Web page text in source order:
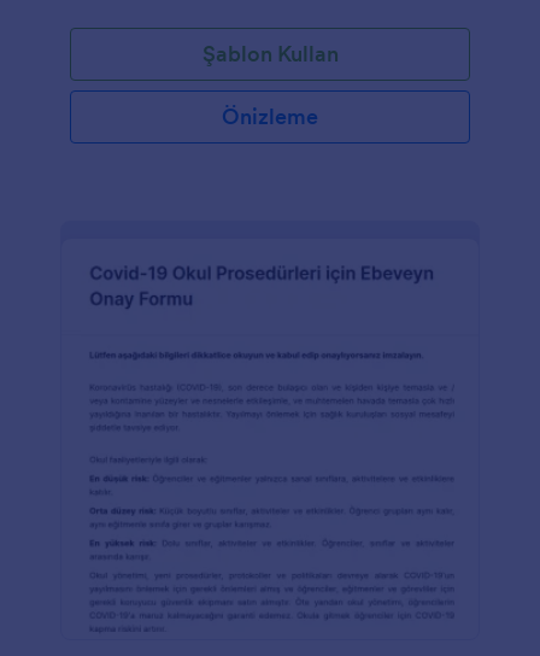
önceki adresleriniz ve bilgilerin kullanımı için izin
Şablon Kullan
Önizleme